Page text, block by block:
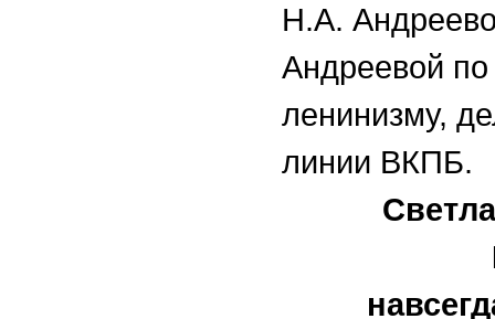
Н.А.
Андреевой по
ленинизму,
линии ВКПБ.